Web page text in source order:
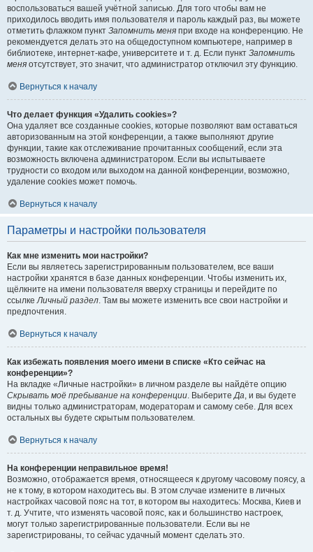
воспользоваться вашей учётной записью. Для того чтобы вам не
приходилось вводить имя пользователя и пароль каждый раз, вы можете
отметить флажком пункт Запомнить меня при входе на конференцию. Не
рекомендуется делать это на общедоступном компьютере, например в
библиотеке, интернет-кафе, университете и т. д. Если пункт Запомнить
меня отсутствует, это значит, что администратор отключил эту функцию.
Вернуться к началу
Что делает функция «Удалить cookies»?
Она удаляет все созданные cookies, которые позволяют вам оставаться
авторизованным на этой конференции, а также выполняют другие
функции, такие как отслеживание прочитанных сообщений, если эта
возможность включена администратором. Если вы испытываете
трудности со входом или выходом на данной конференции, возможно,
удаление cookies может помочь.
Вернуться к началу
Параметры и настройки пользователя
Как мне изменить мои настройки?
Если вы являетесь зарегистрированным пользователем, все ваши
настройки хранятся в базе данных конференции. Чтобы изменить их,
щёлкните на имени пользователя вверху страницы и перейдите по
ссылкеЛичный раздел. Там вы можете изменить все свои настройки и
предпочтения.
Вернуться к началу
Как избежать появления моего имени в списке «Кто сейчас на
конференции»?
На вкладке «Личные настройки» в личном разделе вы найдёте опцию
Скрывать моё пребывание на конференции. ВыберитеДа, и вы будете
видны только администраторам, модераторам и самому себе. Для всех
остальных вы будете скрытым пользователем.
Вернуться к началу
На конференции неправильное время!
Возможно, отображается время, относящееся к другому часовому поясу, а
не к тому, в котором находитесь вы. В этом случае измените в личных
настройках часовой пояс на тот, в котором вы находитесь: Москва, Киев и
т. д. Учтите, что изменять часовой пояс, как и большинство настроек,
могут только зарегистрированные пользователи. Если вы не
зарегистрированы, то сейчас удачный момент сделать это.